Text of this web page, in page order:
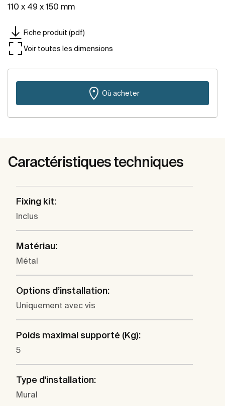
110 x 49 x 150 mm
Fiche produit (pdf)
Voir toutes les dimensions
Où acheter
Caractéristiques techniques
Fixing kit:
Inclus
Matériau:
Métal
Options d’installation:
Uniquement avec vis
Poids maximal supporté (Kg):
5
Type d'installation:
Mural